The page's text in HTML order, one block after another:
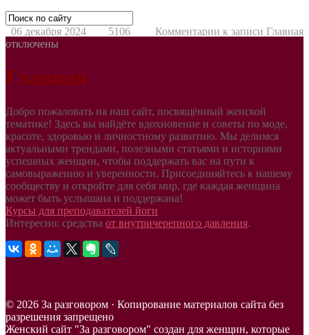
06 декабря 2024 5106 Комментарии к записи Главная
отключены
Главная
Добро пожаловать на наш сайт, посвящённый женской
тематике! Здесь вы найдёте вдохновение и советы по моде,
красоте, здоровью и личностному развитию. Мы делимся
актуальными трендами, полезными статьями и историями
успешных женщин, чтобы поддержать вас на пути к
самовыражению и уверенности. Присоединяйтесь к нашему
сообществу и откройте для себя мир, где каждая женщина
может быть услышана и поддержана!
Курсы для преподавателей йоги
Интересно: средства от внутричерепного давления.
© 2026 За разговором · Копирование материалов сайта без
разрешения запрещено
Женский сайт "За разговором" создан для женщин, которые